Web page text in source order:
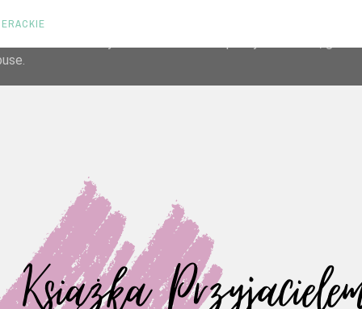
its services and to analyze traffic. Your IP address and